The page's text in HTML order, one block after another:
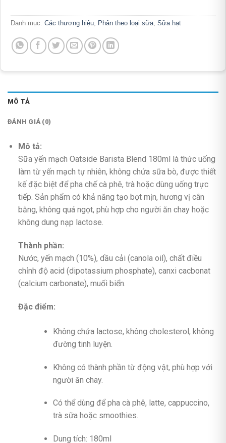
Danh mục: Các thương hiệu, Phân theo loại sữa, Sữa hạt
MÔ TẢ
ĐÁNH GIÁ (0)
Mô tả:
Sữa yến mạch Oatside Barista Blend 180ml là thức uống
làm từ yến mạch tự nhiên, không chứa sữa bò, được thiết
kế đặc biệt để pha chế cà phê, trà hoặc dùng uống trực
tiếp. Sản phẩm có khả năng tạo bọt mịn, hương vị cân
bằng, không quá ngọt, phù hợp cho người ăn chay hoặc
không dung nạp lactose.
Thành phần:
Nước, yến mạch (10%), dầu cải (canola oil), chất điều
chỉnh độ acid (dipotassium phosphate), canxi cacbonat
(calcium carbonate), muối biển.
Đặc điểm:
Không chứa lactose, không cholesterol, không
đường tinh luyện.
Không có thành phần từ động vật, phù hợp với
người ăn chay.
Có thể dùng để pha cà phê, latte, cappuccino,
trà sữa hoặc smoothies.
Dung tích: 180ml